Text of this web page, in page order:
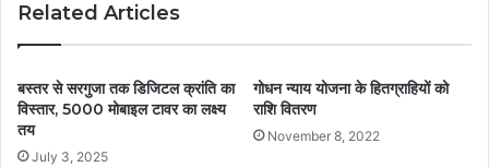
Related Articles
बस्तर से सरगुजा तक डिजिटल क्रांति का
विस्तार, 5000 मोबाइल टावर का लक्ष्य
तय
July 3, 2025
गोधन न्याय योजना के हितग्राहियों को
राशि वितरण
November 8, 2022